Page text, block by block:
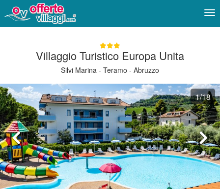
Villaggio Turistico Europa Unita
Silvi Marina - Teramo - Abruzzo
1/18